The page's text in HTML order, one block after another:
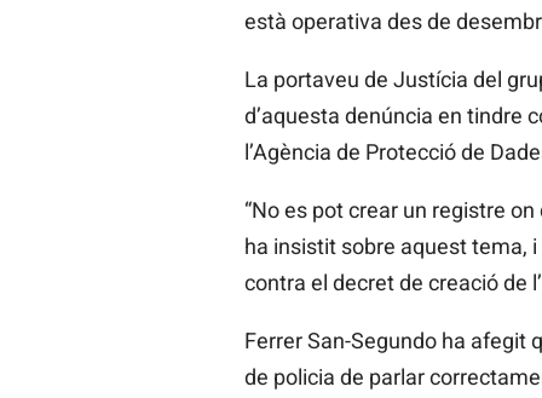
està operativa des de
La portaveu de Justícia del
d’aquesta denúncia en tindre
l’Agència de Protecció de
“No es pot crear un registre
ha insistit sobre aquest tema,
contra el decret de creació de
Ferrer San-Segundo ha afegit
de policia de parlar